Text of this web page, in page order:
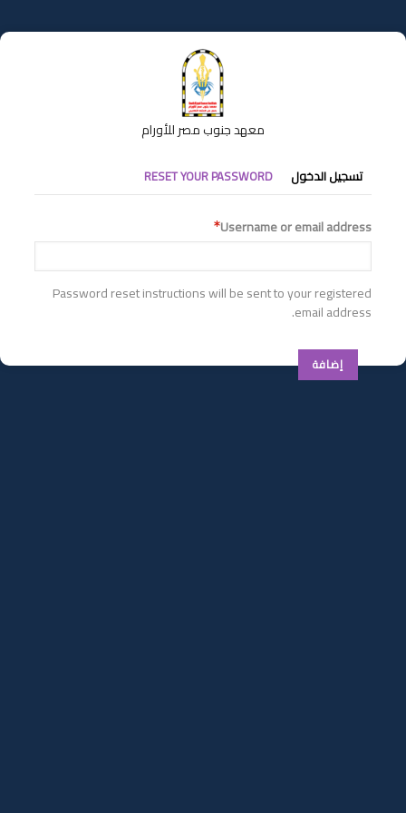
إلى
المحتوى
معهد جنوب مصر للأورام
التبويبات
الأساسية
تسجيل الدخول RESET YOUR PASSWORD
Username or email address
Password reset instructions will be sent to your registered
email address.